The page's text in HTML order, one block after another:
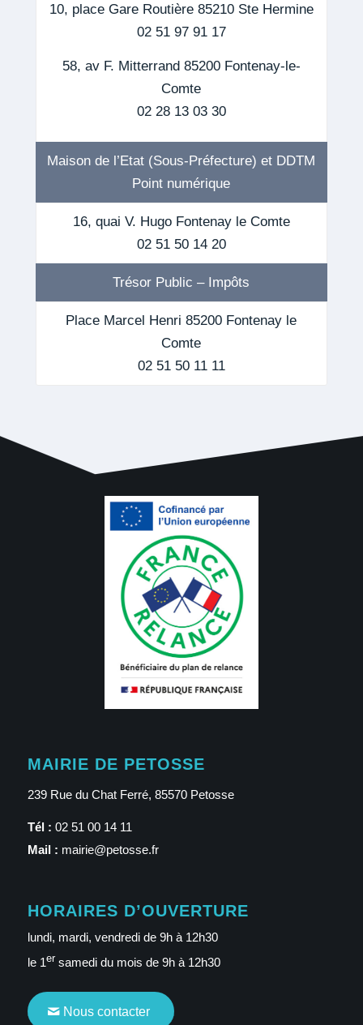
10, place Gare Routière 85210 Ste Hermine
02 51 97 91 17
58, av F. Mitterrand 85200 Fontenay-le-
Comte
02 28 13 03 30
Maison de l’Etat (Sous-Préfecture) et DDTM
Point numérique
16, quai V. Hugo Fontenay le Comte
02 51 50 14 20
Trésor Public – Impôts
Place Marcel Henri 85200 Fontenay le
Comte
02 51 50 11 11
MAIRIE DE PETOSSE
239 Rue du Chat Ferré, 85570 Petosse
Tél : 02 51 00 14 11
Mail : mairie@petosse.fr
HORAIRES D’OUVERTURE
lundi, mardi, vendredi de 9h à 12h30
le 1er samedi du mois de 9h à 12h30
Nous contacter